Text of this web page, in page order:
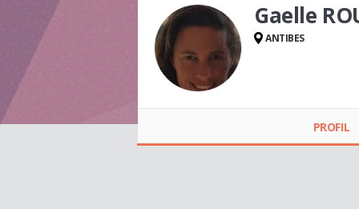
Gaelle
ANTIBES
PROFIL